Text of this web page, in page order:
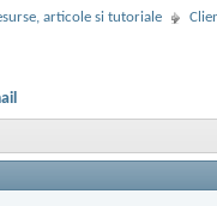
articole si tutoriale